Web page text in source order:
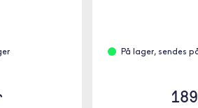
På lager, sendes